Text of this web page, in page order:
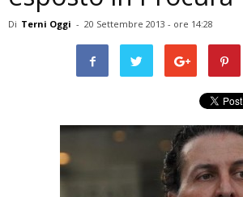
Di Terni Oggi - 20 Settembre 2013 - ore 14:28